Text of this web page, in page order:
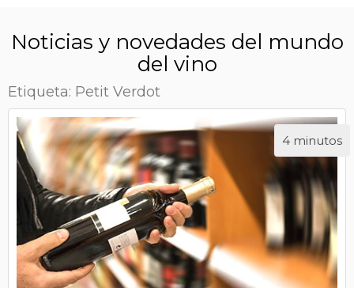
Noticias y novedades del mundo
del vino
Etiqueta: Petit Verdot
4 minutos